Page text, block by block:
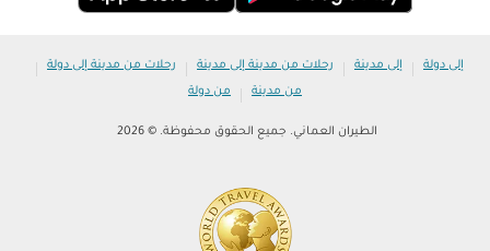
إلى دولة | إلى مدينة | رحلات من مدينة إلى مدينة | رحلات من مدينة إلى دولة |
من مدينة | من دولة
الطيران العماني. جميع الحقوق محفوظة. © 2026